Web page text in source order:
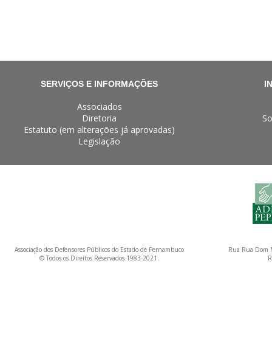
SERVIÇOS E INFORMAÇÕES
Associados
Diretoria
Estatuto (em alterações já aprovadas)
Legislação
Associação dos Defensores Públicos do Estado de Pernambuco
© Todos os Direitos Reservados 1983-2021.
Rua Rua Dom